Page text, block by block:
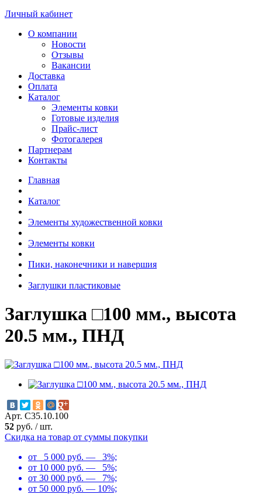
Личный кабинет
О компании
Новости
Отзывы
Вакансии
Доставка
Оплата
Каталог
Элементы ковки
Готовые изделия
Прайс-лист
Фотогалерея
Партнерам
Контакты
Главная
Каталог
Элементы художественной ковки
Элементы ковки
Пики, наконечники и навершия
Заглушки пластиковые
Заглушка □100 мм., высота
20.5 мм., ПНД
Арт. С35.10.100
52 руб. /шт.
Скидка на товар от суммы покупки
от 5 000 руб. — 3%;
от 10 000 руб. — 5%;
от 30 000 руб. — 7%;
от 50 000 руб. — 10%;